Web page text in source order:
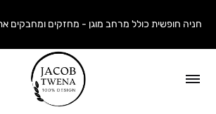
חניה חופשית כולל מרחב מוגן - מחזקים ומחבקים